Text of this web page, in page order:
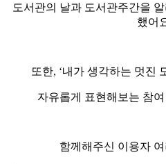
도서관의 날과 도서관주간을
했어
또한, ‘내가 생각하는 멋진
자유롭게 표현해보는 참
함께해주신 이용자